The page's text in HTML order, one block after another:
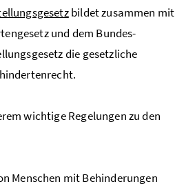
bildet zusammen mit
und dem Bundes-
die gesetzliche
wichtige Regelungen zu den
Menschen mit Behinderungen